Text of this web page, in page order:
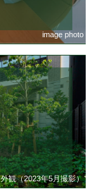
image photo
外観（2023年5月撮影）